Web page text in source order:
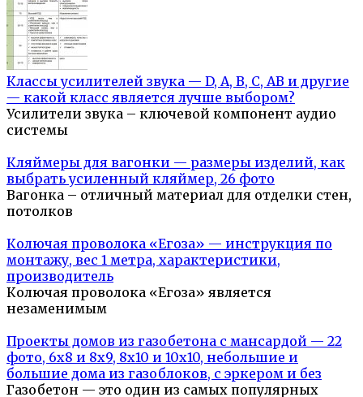
Классы усилителей звука — D, A, B, C, AB и другие
— какой класс является лучше выбором?
Усилители звука – ключевой компонент аудио
системы
Кляймеры для вагонки — размеры изделий, как
выбрать усиленный кляймер, 26 фото
Вагонка – отличный материал для отделки стен,
потолков
Колючая проволока «Егоза» — инструкция по
монтажу, вес 1 метра, характеристики,
производитель
Колючая проволока «Егоза» является
незаменимым
Проекты домов из газобетона с мансардой — 22
фото, 6х8 и 8х9, 8х10 и 10х10, небольшие и
большие дома из газоблоков, с эркером и без
Газобетон — это один из самых популярных